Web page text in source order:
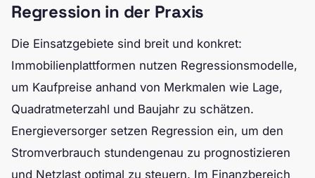
Regression in der Praxis
Die Einsatzgebiete sind breit und konkret:
Immobilienplattformen nutzen Regressionsmodelle,
um Kaufpreise anhand von Merkmalen wie Lage,
Quadratmeterzahl und Baujahr zu schätzen.
Energieversorger setzen Regression ein, um den
Stromverbrauch stundengenau zu prognostizieren
und Netzlast optimal zu steuern. Im Finanzbereich